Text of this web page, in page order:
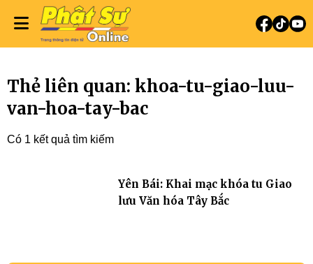
Thẻ liên quan: khoa-tu-giao-luu-
van-hoa-tay-bac
Có 1 kết quả tìm kiếm
Yên Bái: Khai mạc khóa tu Giao
lưu Văn hóa Tây Bắc